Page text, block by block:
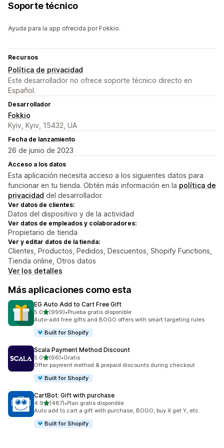
Soporte técnico
Ayuda para la app ofrecida por Fokkio.
Recursos
Política de privacidad
Este desarrollador no ofrece soporte técnico directo en
Español.
Desarrollador
Fokkio
Kyiv, Kyiv, 15432, UA
Fecha de lanzamiento
26 de junio de 2023
Acceso a los datos
Esta aplicación necesita acceso a los siguientes datos para
funcionar en tu tienda. Obtén más información en la política de
privacidad del desarrollador.
Ver datos de clientes:
Datos del dispositivo y de la actividad
Ver datos de empleados y colaboradores:
Propietario de tienda
Ver y editar datos de la tienda:
Clientes, Productos, Pedidos, Descuentos, Shopify Functions,
Tienda online, Otros datos
Ver los detalles
Más aplicaciones como esta
EG Auto Add to Cart Free Gift
5.0de 5 estrellas
(999)
999 reseñas en total
•Prueba gratis disponible
Auto-add free gifts and BOGO offers with smart targeting rules
Built for Shopify
Scala Payment Method Discount
5.0de 5 estrellas
(66)
66 reseñas en total
•Gratis
Offer payment method & prepaid discounts during checkout
Built for Shopify
CartBot: Gift with purchase
4.9de 5 estrellas
(487)
487 reseñas en total
•Plan gratis disponible
Auto add to cart a gift with purchase, BOGO, buy X get Y, etc.
Built for Shopify